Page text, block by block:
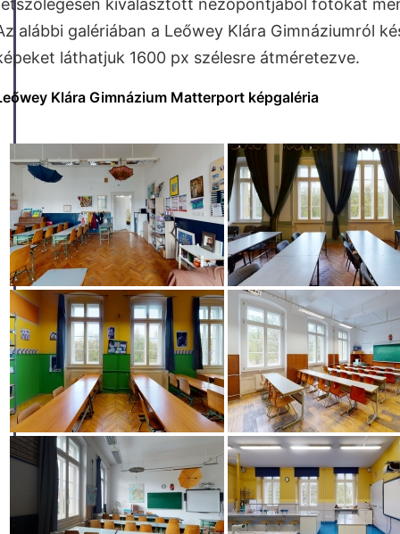
kiválasztott nézőpontjából fotókat
alábbi galériában a Leőwey Klára Gimnáziumról
láthatjuk 1600 px szélesre átméretezve.
Klára Gimnázium Matterport képgaléria